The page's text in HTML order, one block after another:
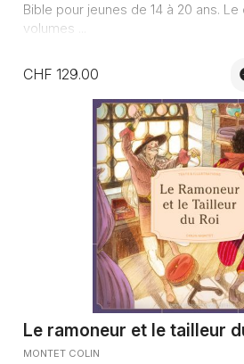
Bible pour jeunes de 14 à 20 ans.
volumes ...
CHF 129.00
Le ramoneur et le tailleur
MONTET COLIN